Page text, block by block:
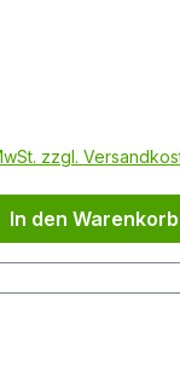
zzgl.
In den Warenkorb